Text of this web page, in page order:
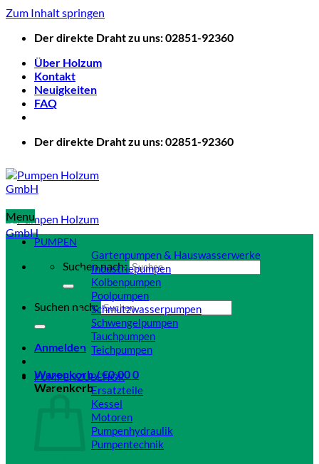
Zum Inhalt springen
Der direkte Draht zu uns: 02851-92360
Über Holzum
Kontakt
Neuigkeiten
FAQ
Der direkte Draht zu uns: 02851-92360
Suchen nach:
Suchen nach:
Anmelden
Warenkorb /€0,000
Warenkorb
Menu
PUMPEN
Gartenpumpen & Hauswasserwerke
Industriepumpen
Kolbenpumpen
Poolpumpen
Schmutzwasserpumpen
Schwengelpumpen
Tauchpumpen
Teichpumpen
PUMPENZUBEHÖR
Ersatzteile
Kessel
Motoren
Pumpenhydraulik
Pumpentechnik